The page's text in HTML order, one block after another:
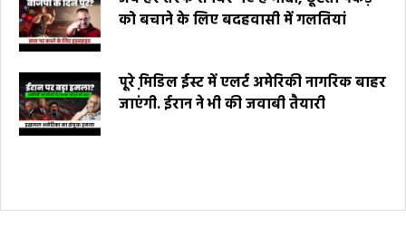
को बचाने के लिए बदहवासी में गलतियां
पूरे मि़डिल ईस्ट में एलर्ट अमेरिकी नागरिक बाहर
जाएंगी. ईरान ने भी की जवाबी तैयारी